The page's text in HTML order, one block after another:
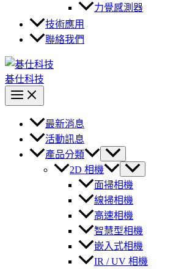
力覺感測器
技術應用
聯絡我們
碁仕科技
最新消息
活動訊息
產品分類
2D 相機
面掃相機
線掃相機
高速相機
智慧型相機
嵌入式相機
IR / UV 相機